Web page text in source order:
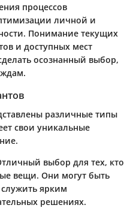
процессов
личной и
Понимание текущих
и доступных мест
осознанный выбор,
различные типы
свои уникальные
выбор для тех, кто
вещи. Они могут быть
ярким
решениях.